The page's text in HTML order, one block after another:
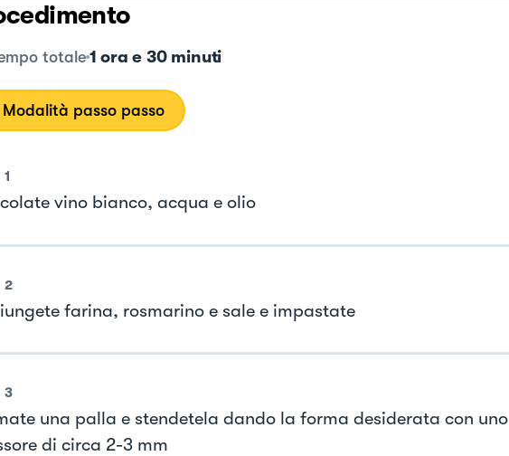
totale 1 ora e 30 minuti
Modalità passo passo
1
vino bianco, acqua e olio
2
farina, rosmarino e sale e impastate
3
una palla e stendetela dando la forma desiderata con uno
di circa 2-3 mm